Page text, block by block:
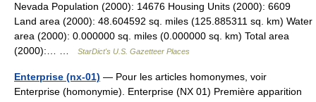
Nevada Population (2000): 14676 Housing Units (2000): 6609
Land area (2000): 48.604592 sq. miles (125.885311 sq. km) Water
area (2000): 0.000000 sq. miles (0.000000 sq. km) Total area
(2000):… …
StarDict's U.S. Gazetteer Places
Enterprise (nx-01) — Pour les articles homonymes, voir
Enterprise (homonymie). Enterprise (NX 01) Première apparition